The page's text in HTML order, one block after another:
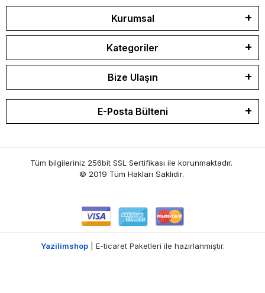
Kurumsal
Kategoriler
Bize Ulaşın
E-Posta Bülteni
Tüm bilgileriniz 256bit SSL Sertifikası ile korunmaktadır.
© 2019 Tüm Hakları Saklıdır.
Yazilimshop| E-ticaret Paketleri ile hazırlanmıştır.